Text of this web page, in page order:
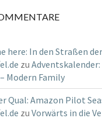
here: In den Straßen
zu Adventskalender:
Modern Family
Qual: Amazon Pilot
zu Vorwärts in die